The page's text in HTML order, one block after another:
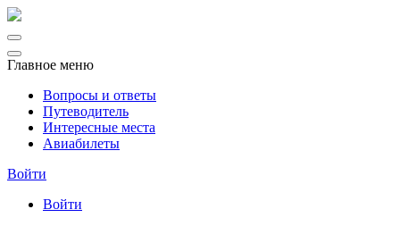
Главное меню
Вопросы и ответы
Путеводитель
Интересные места
Авиабилеты
Войти
Войти